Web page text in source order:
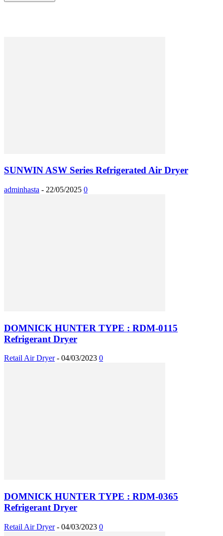
SUNWIN ASW Series Refrigerated Air Dryer
adminhasta - 22/05/2025 0
DOMNICK HUNTER TYPE : RDM-0115
Refrigerant Dryer
Retail Air Dryer - 04/03/2023 0
DOMNICK HUNTER TYPE : RDM-0365
Refrigerant Dryer
Retail Air Dryer - 04/03/2023 0